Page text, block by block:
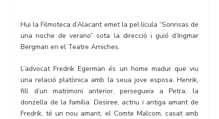
Hui la Filmoteca d’Alacant emet la pel·lícula “Sonrisas de
una noche de verano” sota la direcció i guió d’Ingmar
Bergman en el Teatre Arniches.
L’advocat Fredrik Egerman és un home madur que viu
una relació platònica amb la seua jove esposa. Henrik,
fill d’un matrimoni anterior, persegueix a Petra, la
donzella de la família. Desiree, actriu i antiga amant de
Fredrik, té un nou amant, el Comte Malcom, casat amb